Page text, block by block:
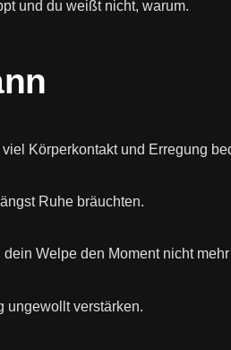
und du weißt nicht, warum.
Körperkontakt und Erregung
Ruhe bräuchten.
Welpe den Moment nicht
ungewollt verstärken.